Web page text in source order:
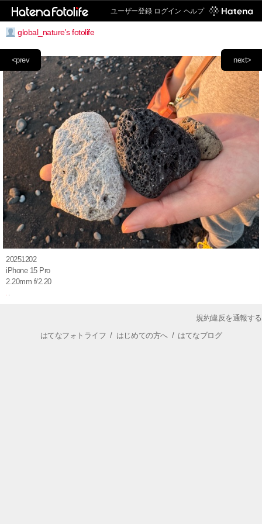
ユーザー登録 ログイン ヘルプ
global_nature's fotolife
next>
<prev
20251202
iPhone 15 Pro
2.20mm f/2.20
規約違反を通報する
はてなフォトライフ / はじめての方へ/ はてなブログ